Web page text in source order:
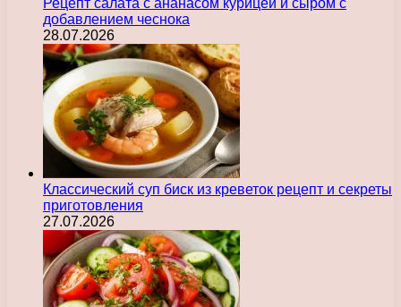
добавлением чеснока
28.07.2026
Классический суп биск из креветок рецепт и секреты
приготовления
27.07.2026